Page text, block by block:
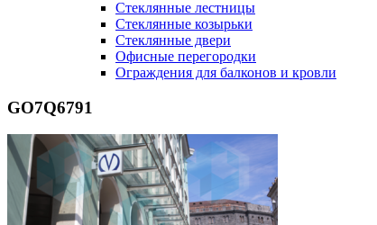
Cтеклянные лестницы
Cтеклянные козырьки
Cтеклянные двери
Офисные перегородки
Ограждения для балконов и кровли
GO7Q6791